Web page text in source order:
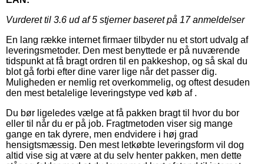
Vurderet til 3.6 ud af 5 stjerner baseret på 17anmeldelser
En lang række internet firmaer tilbyder nu et stort udvalg af
leveringsmetoder. Den mest benyttede er på nuværende
tidspunkt at få bragt ordren til en pakkeshop, og så skal du
blot gå forbi efter dine varer lige når det passer dig.
Muligheden er nemlig ret overkommelig, og oftest desuden
den mest betalelige leveringstype ved køb af .
Du bør ligeledes vælge at få pakken bragt til hvor du bor
eller til når du er på job. Fragtmetoden viser sig mange
gange en tak dyrere, men endvidere i høj grad
hensigtsmæssig. Den mest letkøbte leveringsform vil dog
altid vise sig at være at du selv henter pakken, men dette